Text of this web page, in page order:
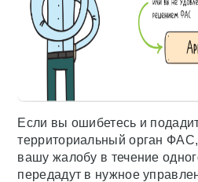
Если вы ошибетесь и
территориальный орган
вашу жалобу в течение
передадут в нужное